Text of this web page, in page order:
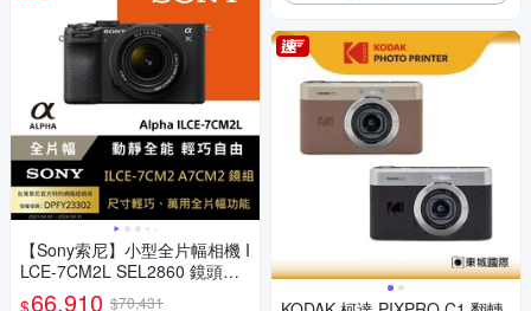
【Sony索尼】小型全片幅相機 I
LCE-7CM2L SEL2860 鏡頭組
(公司貨 保固18+6個月)
66,910 $70,431